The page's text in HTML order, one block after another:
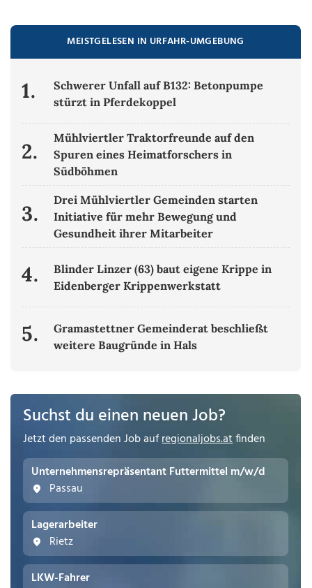
MEISTGELESEN IN URFAHR-UMGEBUNG
1.
Schwerer Unfall auf B132: Betonpumpe
stürzt in Pferdekoppel
2.
Mühlviertler Traktorfreunde auf den
Spuren eines Heimatforschers in
Südböhmen
3.
Drei Mühlviertler Gemeinden starten
Initiative für mehr Bewegung und
Gesundheit ihrer Mitarbeiter
4.
Blinder Linzer (63) baut eigene Krippe in
Eidenberger Krippenwerkstatt
5.
Gramastettner Gemeinderat beschließt
weitere Baugründe in Hals
Suchst du einen neuen Job?
Jetzt den passenden Job aufregionaljobs.atfinden
Unternehmensrepräsentant Futtermittel m/w/d
Passau
Lagerarbeiter
Rietz
LKW-Fahrer